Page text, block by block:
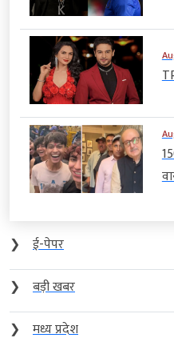
❯
ई-पेपर
❯
बड़ी खबर
❯
मध्य प्रदेश